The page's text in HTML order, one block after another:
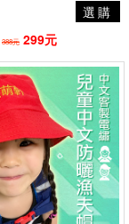
選購
388元 299元